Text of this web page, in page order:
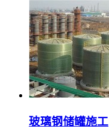
玻璃钢储罐施工